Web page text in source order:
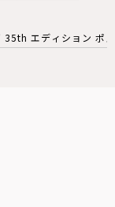
35th エディション ポ